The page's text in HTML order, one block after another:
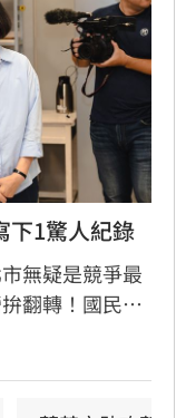
下1驚人紀錄
無疑是競爭最
翻轉！國民黨
慧民調更是呈